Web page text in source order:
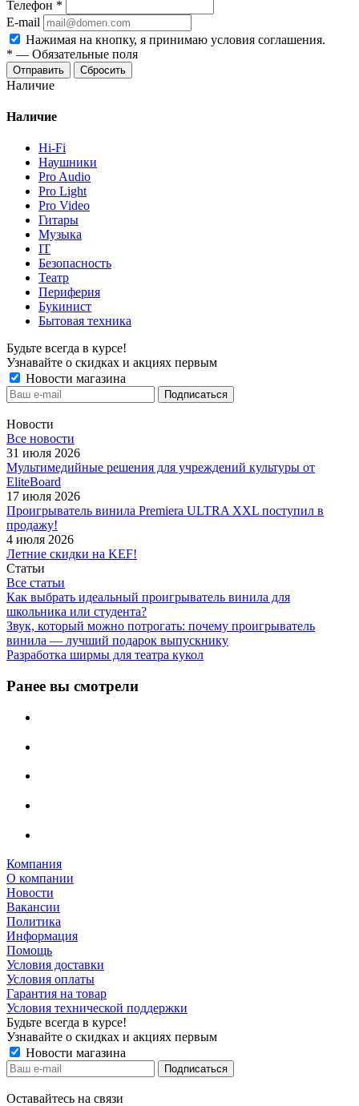
Телефон *
E-mail
Нажимая на кнопку, я принимаю условия соглашения.
* — Обязательные поля
Отправить Сбросить
Наличие
Наличие
Hi-Fi
Наушники
Pro Audio
Pro Light
Pro Video
Гитары
Музыка
IT
Безопасность
Театр
Периферия
Букинист
Бытовая техника
Будьте всегда в курсе!
Узнавайте о скидках и акциях первым
Новости магазина
Новости
Все новости
31 июля 2026
Мультимедийные решения для учреждений культуры от
EliteBoard
17 июля 2026
Проигрыватель винила Premiera ULTRA XXL поступил в
продажу!
4 июля 2026
Летние скидки на KEF!
Статьи
Все статьи
Как выбрать идеальный проигрыватель винила для
школьника или студента?
Звук, который можно потрогать: почему проигрыватель
винила — лучший подарок выпускнику
Разработка ширмы для театра кукол
Ранее вы смотрели
Компания
О компании
Новости
Вакансии
Политика
Информация
Помощь
Условия доставки
Условия оплаты
Гарантия на товар
Условия технической поддержки
Будьте всегда в курсе!
Узнавайте о скидках и акциях первым
Новости магазина
Оставайтесь на связи